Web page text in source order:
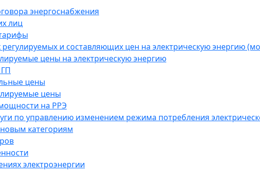
энергоснабжения
лиц
и составляющих цен на электрическую энергию
цены на электрическую энергию
цены
цены
на РРЭ
по управлению изменением режима потребления
категориям
электроэнергии